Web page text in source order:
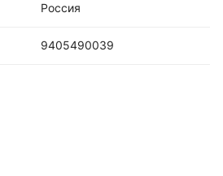
Россия
9405490039